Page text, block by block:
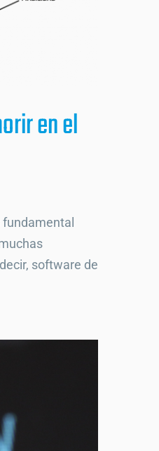
en el
software de